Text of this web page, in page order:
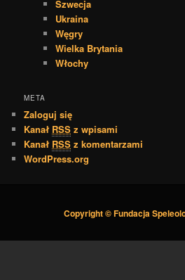
Szwecja
Ukraina
Węgry
Wielka Brytania
Włochy
META
Zaloguj się
Kanał RSS z wpisami
Kanał RSS z komentarzami
WordPress.org
Copyright © Fundacja